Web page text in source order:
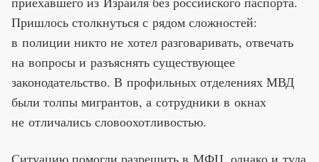
Пришлось столкнуться с рядом сложностей:
в полиции никто не хотел разговаривать, отвечать
на вопросы и разъяснять существующее
законодательство. В профильных отделениях МВД
были толпы мигрантов, а сотрудники в окнах
не отличались словоохотливостью.
Ситуацию помогли разрешить в МФЦ, однако и туда